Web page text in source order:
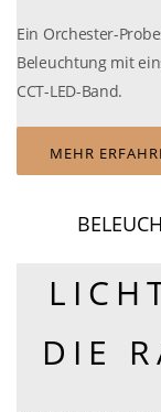
Ein Orchester-
Beleuchtung mit
CCT-LED-Band.
MEHR
DIE